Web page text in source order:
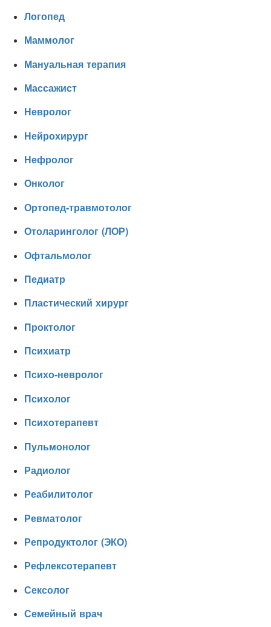
Логопед
Маммолог
Мануальная терапия
Массажист
Невролог
Нейрохирург
Нефролог
Онколог
Ортопед-травмотолог
Отоларинголог (ЛОР)
Офтальмолог
Педиатр
Пластический хирург
Проктолог
Психиатр
Психо-невролог
Психолог
Психотерапевт
Пульмонолог
Радиолог
Реабилитолог
Ревматолог
Репродуктолог (ЭКО)
Рефлексотерапевт
Сексолог
Семейный врач